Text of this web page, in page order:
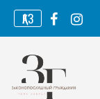
Перейти
содержимому
ҚАЗ